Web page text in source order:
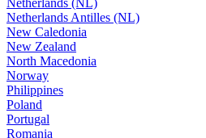
Netherlands Antilles (NL)
New Caledonia
New Zealand
North Macedonia
Norway
Philippines
Poland
Portugal
Romania